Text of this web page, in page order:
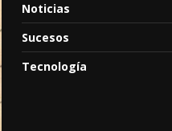
Noticias
Sucesos
Tecnología